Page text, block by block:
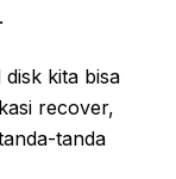
kita bisa
recover,
tanda